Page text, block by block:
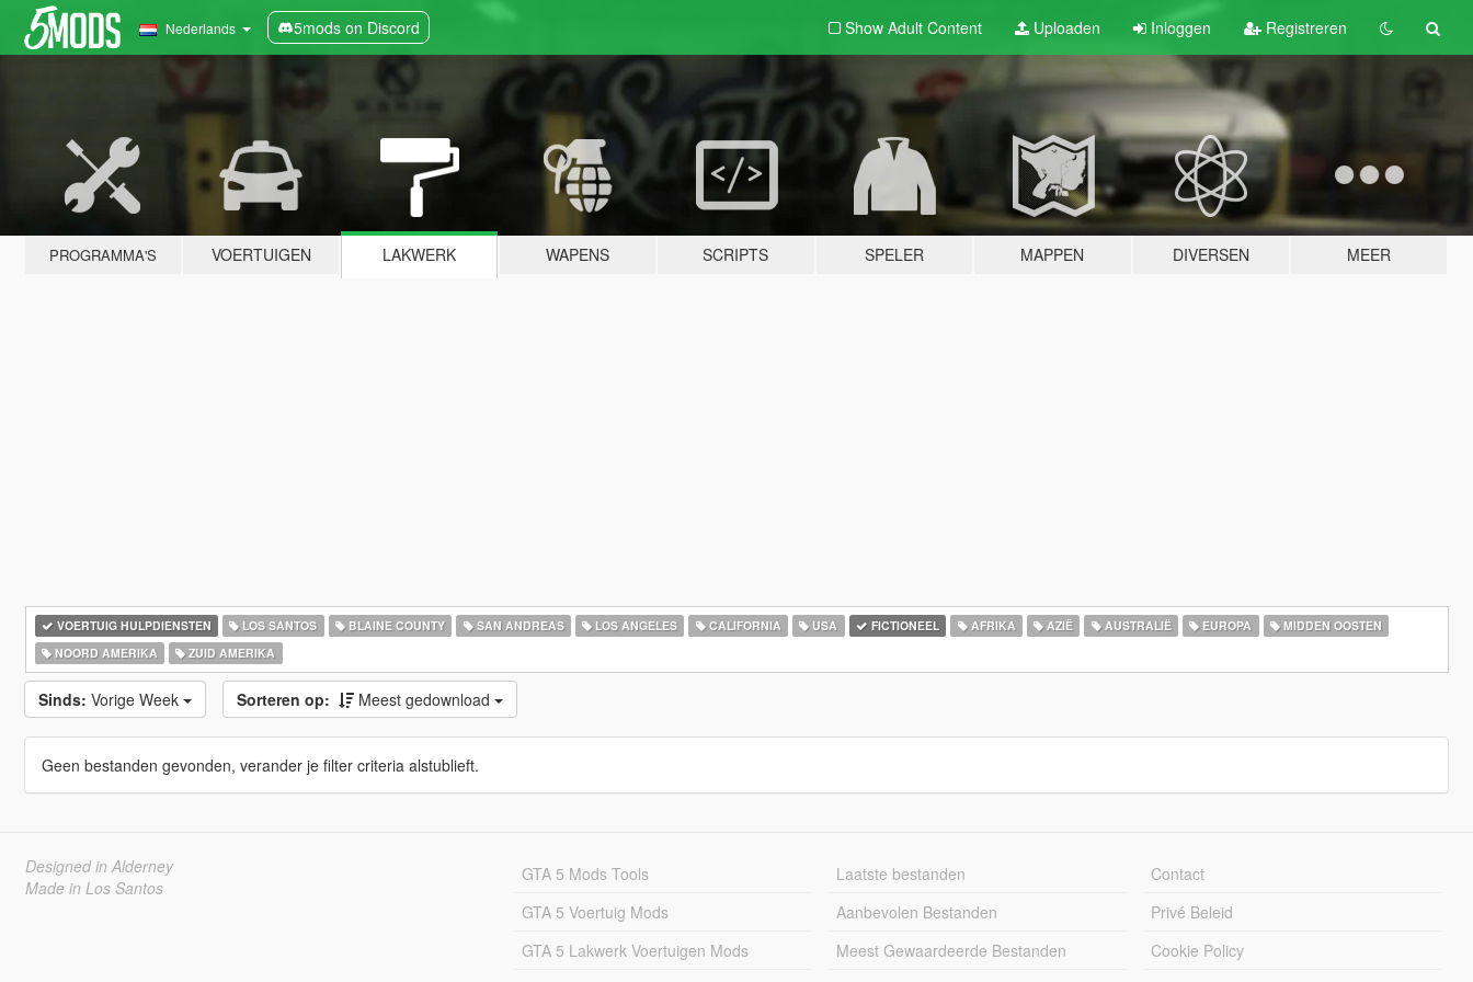
Nederlands 5mods on Discord Show Adult Content Uploaden Inloggen Registreren
PROGRAMMA'S VOERTUIGEN LAKWERK WAPENS SCRIPTS SPELER MAPPEN DIVERSEN MEER
VOERTUIG HULPDIENSTEN LOS SANTOS BLAINE COUNTY SAN ANDREAS LOS ANGELES CALIFORNIA USA FICTIONEEL AFRIKA AZIË AUSTRALIË EUROPA
MIDDEN OOSTEN
NOORD AMERIKA
ZUID AMERIKA
Sinds: Vorige Week Sorteren op: Meest gedownload
Geen bestanden gevonden, verander je filter criteria alstublieft.
Designed in Alderney
Made in Los Santos
GTA 5 Mods Tools
GTA 5 Voertuig Mods
GTA 5 Lakwerk Voertuigen Mods
Laatste bestanden
Aanbevolen Bestanden
Meest Gewaardeerde Bestanden
Contact
Privé Beleid
Cookie Policy